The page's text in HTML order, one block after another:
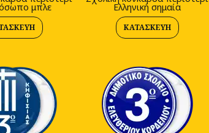
μπλε Ελληνική σημαία
ΚΑΤΑΣΚΕΥΉ